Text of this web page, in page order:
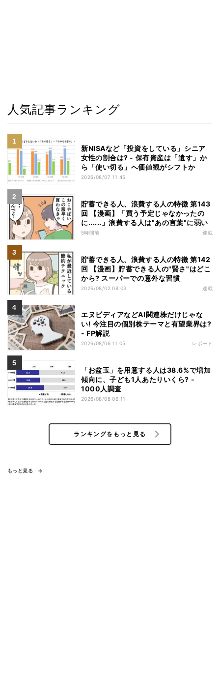
人気記事ランキング
新NISAなど「投資をしている」シニア
女性の割合は? - 保有資産は「遺す」か
ら「使い切る」へ価値観がシフトか
2026/08/07 11:45
貯蓄できる人、浪費する人の特徴 第143
回 【漫画】「買う予定じゃなかったの
に......」浪費する人は"あの言葉"に弱い
5時間前 連載
貯蓄できる人、浪費する人の特徴 第142
回 【漫画】貯蓄できる人の"賢さ"はどこ
から? スーパーでの意外な習慣
2026/08/02 08:03 連載
エヌビディアなどAI関連株だけじゃな
い! 今注目の個別株テーマと有望業界は?
- FP解説
2026/08/06 11:05 レポート
「お盆玉」を用意する人は38.6%で増加
傾向に、子ども1人あたりいくら? -
1000人調査
2026/08/08 06:11
ランキングをもっと見る
もっと見る